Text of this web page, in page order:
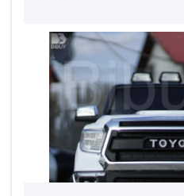
микроэлектроники это
игрушек просто
останутся с ни..